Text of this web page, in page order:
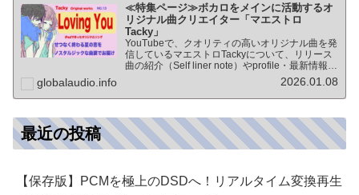
≪特集ページ≫ボカロをメインに活動するオ
リジナル曲クリエイター「マエストロ
Tacky」
YouTubeで、クオリティの高いオリジナル曲を発
信しているマエストロTackyについて、リリース
曲の紹介（Self liner note）やprofile・最新情報な
ど★動画チャンネル登録100人突破記念作品の生
globalaudio.info 2026.01.08
最近の投稿
【保存版】PCMを極上のDSDへ！リアルタイム変換再生